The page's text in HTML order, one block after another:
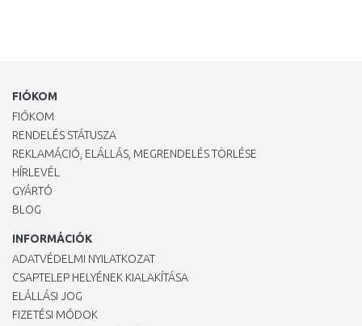
FIÓKOM
FIÓKOM
RENDELÉS STÁTUSZA
REKLAMÁCIÓ, ELÁLLÁS, MEGRENDELÉS TÖRLÉSE
HÍRLEVÉL
GYÁRTÓ
BLOG
INFORMÁCIÓK
ADATVÉDELMI NYILATKOZAT
CSAPTELEP HELYÉNEK KIALAKÍTÁSA
ELÁLLÁSI JOG
FIZETÉSI MÓDOK